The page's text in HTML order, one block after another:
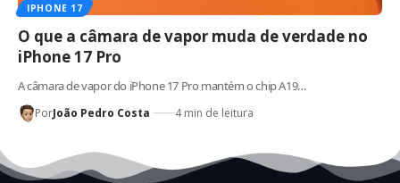
IPHONE 17
O que a câmara de vapor muda de verdade no
iPhone 17 Pro
A câmara de vapor do iPhone 17 Pro mantém o chip A19…
PorJoão Pedro Costa 4 min de leitura